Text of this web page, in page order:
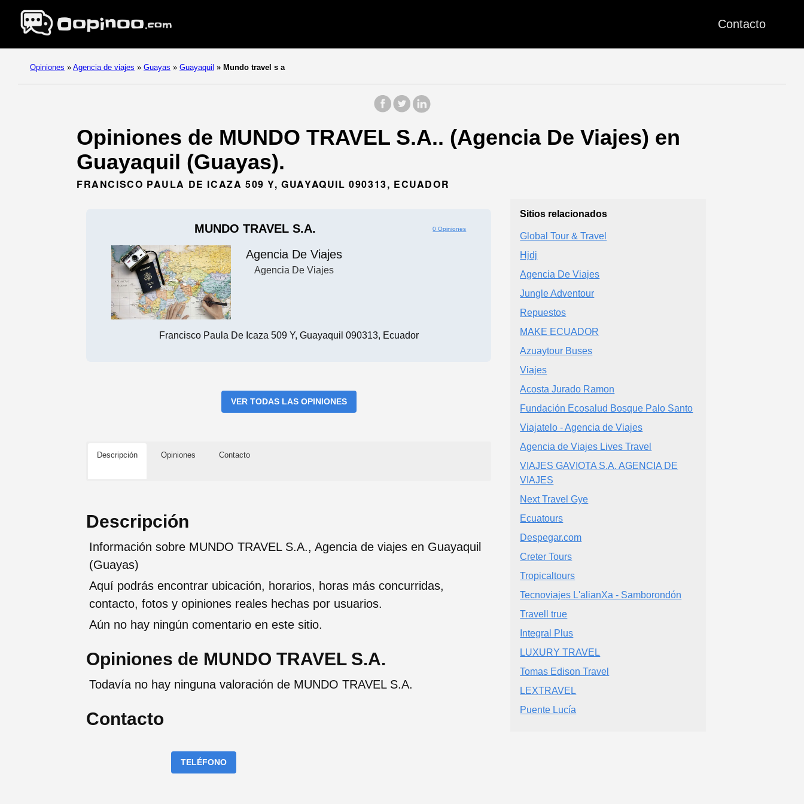
Contacto
Opiniones » Agencia de viajes » Guayas » Guayaquil » Mundo travel s a
Opiniones de MUNDO TRAVEL S.A.. (Agencia De Viajes) en
Guayaquil (Guayas).
FRANCISCO PAULA DE ICAZA 509 Y, GUAYAQUIL 090313, ECUADOR
MUNDO TRAVEL S.A. 0 Opiniones
Agencia De Viajes
Agencia De Viajes
Francisco Paula De Icaza 509 Y, Guayaquil 090313, Ecuador
VER TODAS LAS OPINIONES
Descripción Opiniones Contacto
Descripción
Información sobre MUNDO TRAVEL S.A., Agencia de viajes en Guayaquil
(Guayas)
Aquí podrás encontrar ubicación, horarios, horas más concurridas,
contacto, fotos y opiniones reales hechas por usuarios.
Aún no hay ningún comentario en este sitio.
Opiniones de MUNDO TRAVEL S.A.
Todavía no hay ninguna valoración de MUNDO TRAVEL S.A.
Contacto
TELÉFONO
Sitios relacionados
Global Tour & Travel
Hjdj
Agencia De Viajes
Jungle Adventour
Repuestos
MAKE ECUADOR
Azuaytour Buses
Viajes
Acosta Jurado Ramon
Fundación Ecosalud Bosque Palo Santo
Viajatelo - Agencia de Viajes
Agencia de Viajes Lives Travel
VIAJES GAVIOTA S.A. AGENCIA DE
VIAJES
Next Travel Gye
Ecuatours
Despegar.com
Creter Tours
Tropicaltours
Tecnoviajes L'alianXa - Samborondón
Travell true
Integral Plus
LUXURY TRAVEL
Tomas Edison Travel
LEXTRAVEL
Puente Lucía